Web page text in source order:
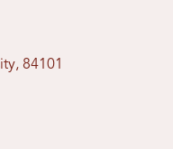
84101